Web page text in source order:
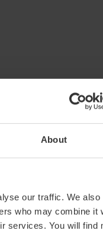
About
our traffic. We also
who may combine it
services. You will find